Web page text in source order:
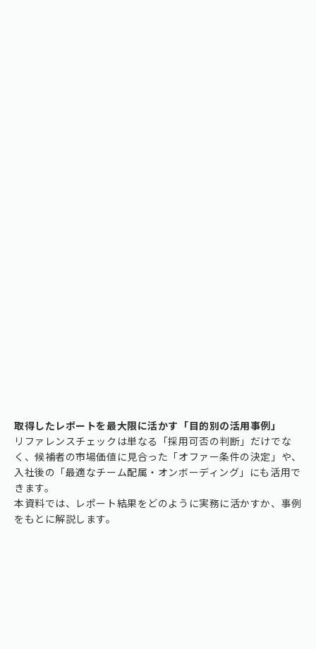
取得したレポートを最大限に活かす「目的別の活用事例」
リファレンスチェックは単なる「採用可否の判断」だけでな
く、候補者の市場価値に見合った「オファー条件の決定」や、
入社後の「最適なチーム配属・オンボーディング」にも活用で
きます。
本資料では、レポート結果をどのように実務に活かすか、事例
をもとに解説します。